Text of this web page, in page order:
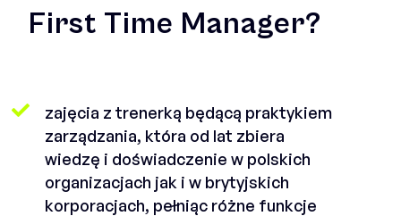
First Time Manager?
zajęcia z trenerką będącą praktykiem
zarządzania, która od lat zbiera
wiedzę i doświadczenie w polskich
organizacjach jak i w brytyjskich
korporacjach, pełniąc różne funkcje